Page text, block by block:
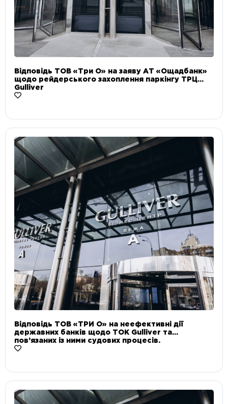
Відповідь ТОВ «Три О» на заяву АТ «Ощадбанк»
щодо рейдерського захоплення паркінгу ТРЦ
Gulliver
Відповідь ТОВ «ТРИ О» на неефективні дії
державних банків щодо ТОК Gulliver та
пов’язаних із ними судових процесів.